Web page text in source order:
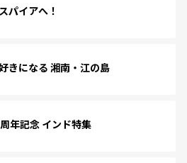
パイアへ！
きになる 湘南・江の島
年記念 インド特集